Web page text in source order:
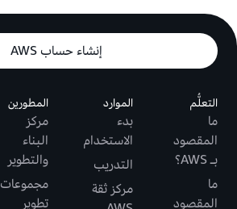
إنشاء حساب AWS
التعلُّم
ما
المقصود
بـ AWS؟
ما
المقصود
الموارد
بدء
الاستخدام
التدريب
مركز ثقة
المطورين
مركز
البناء
والتطوير
مجموعات
تطوير